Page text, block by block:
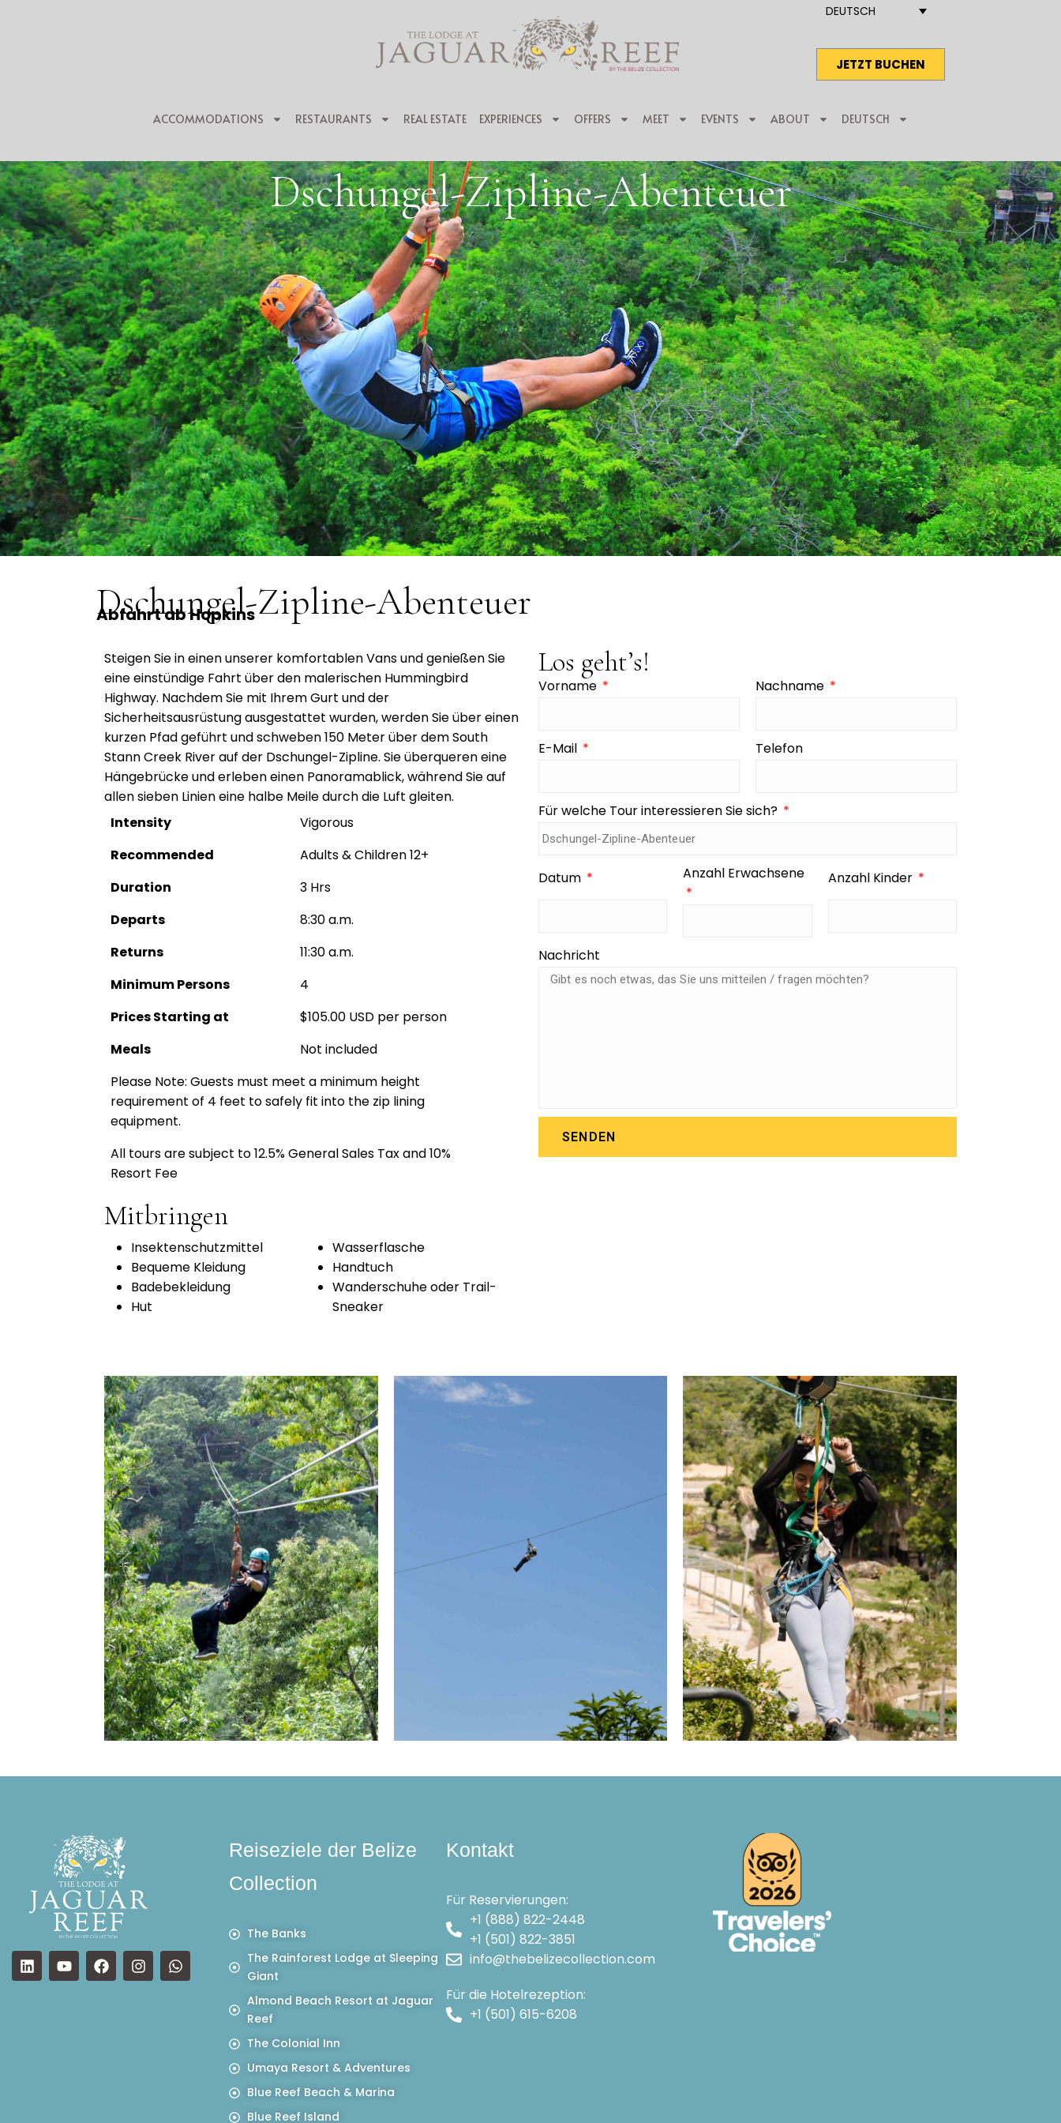
DEUTSCH
JETZT BUCHEN
ACCOMMODATIONS RESTAURANTS REAL ESTATE EXPERIENCES OFFERS MEET EVENTS ABOUT DEUTSCH
Dschungel-Zipline-Abenteuer
Dschungel-Zipline-Abenteuer
Abfahrt ab Hopkins
Steigen Sie in einen unserer komfortablen Vans und genießen Sie
eine einstündige Fahrt über den malerischen Hummingbird
Highway. Nachdem Sie mit Ihrem Gurt und der
Sicherheitsausrüstung ausgestattet wurden, werden Sie über einen
kurzen Pfad geführt und schweben 150 Meter über dem South
Stann Creek River auf der Dschungel-Zipline. Sie überqueren eine
Hängebrücke und erleben einen Panoramablick, während Sie auf
allen sieben Linien eine halbe Meile durch die Luft gleiten.
Intensity
Vigorous
Recommended
Adults & Children 12+
Duration
3 Hrs
Departs
8:30 a.m.
Returns
11:30 a.m.
Minimum Persons
4
Prices Starting at
$105.00 USD per person
Meals
Not included
Please Note: Guests must meet a minimum height
requirement of 4 feet to safely fit into the zip lining
equipment.
All tours are subject to 12.5% General Sales Tax and 10%
Resort Fee
Mitbringen
Insektenschutzmittel
Bequeme Kleidung
Badebekleidung
Hut
Wasserflasche
Handtuch
Wanderschuhe oder Trail-
Sneaker
Los geht’s!
Vorname Nachname
E-Mail Telefon
Für welche Tour interessieren Sie sich?
Datum Anzahl Erwachsene Anzahl Kinder
Nachricht
SENDEN
Reiseziele der Belize
Collection
The Banks
The Rainforest Lodge at Sleeping
Giant
Almond Beach Resort at Jaguar
Reef
The Colonial Inn
Umaya Resort & Adventures
Blue Reef Beach & Marina
Blue Reef Island
Kontakt
Für Reservierungen:
+1 (888) 822-2448
+1 (501) 822-3851
info@thebelizecollection.com
Für die Hotelrezeption:
+1 (501) 615-6208